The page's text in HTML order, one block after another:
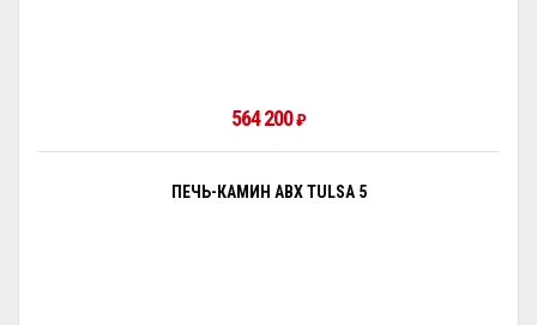
564 200₽
ПЕЧЬ-КАМИН ABX TULSA 5